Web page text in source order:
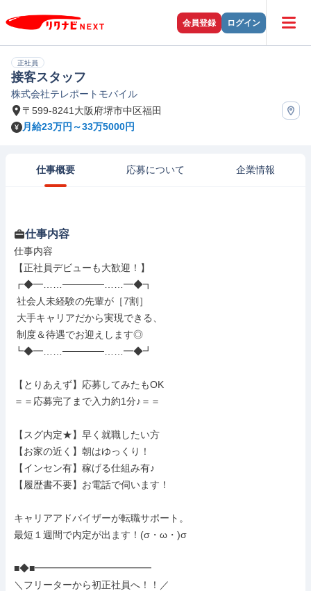
会員登録 ログイン
正社員
接客スタッフ
株式会社テレポートモバイル
〒599-8241大阪府堺市中区福田
月給23万円～33万5000円
仕事概要 応募について 企業情報
仕事内容
仕事内容
【正社員デビューも大歓迎！】
┏◆━……──────……━◆┓
┗◆━……──────……━◆┛
【とりあえず】応募してみたもOK
＝＝応募完了まで入力約1分♪＝＝
【スグ内定★】早く就職したい方
【お家の近く】朝はゆっくり！
【インセン有】稼げる仕組み有♪
【履歴書不要】お電話で伺います！
キャリアアドバイザーが転職サポート。
最短１週間で内定が出ます！(σ・ω・)σ
■◆■━━━━━━━━━━━━
＼フリーターから初正社員へ！！／